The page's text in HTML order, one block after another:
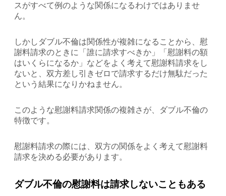
スがすべて例のような関係になるわけではありませ
ん。
しかしダブル不倫は関係性が複雑になることから、慰
謝料請求のときに「誰に請求すべきか」「慰謝料の額
はいくらになるか」などをよく考えて慰謝料請求をし
ないと、双方差し引きゼロで請求するだけ無駄だった
という結果になりかねません。
このような慰謝料請求関係の複雑さが、ダブル不倫の
特徴です。
慰謝料請求の際には、双方の関係をよく考えて慰謝料
請求を決める必要があります。
ダブル不倫の慰謝料は請求しないこともある